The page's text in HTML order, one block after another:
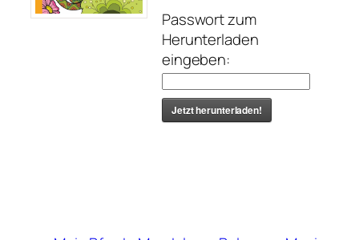
Passwort zum
Herunterladen
eingeben:
Jetzt herunterladen!